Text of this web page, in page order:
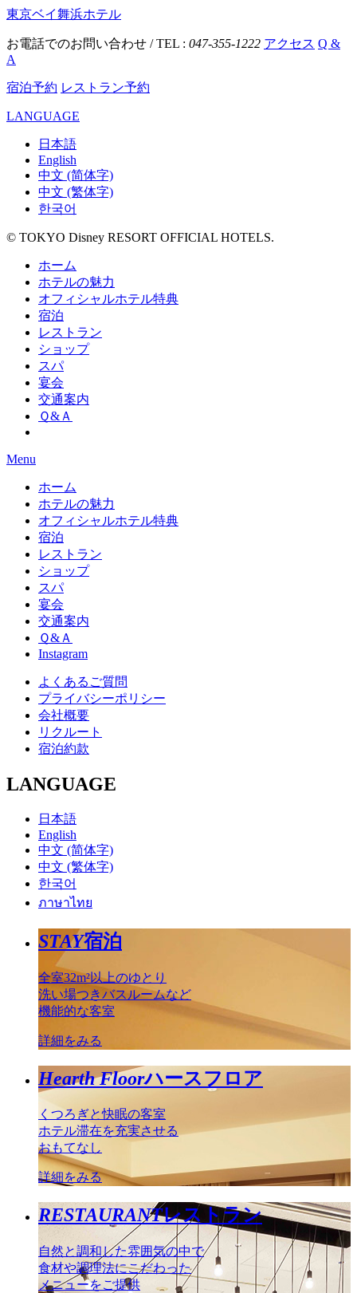
東京ベイ舞浜ホテル
お電話でのお問い合わせ / TEL : 047-355-1222 アクセス Q &
A
宿泊予約 レストラン予約
LANGUAGE
日本語
English
中文 (简体字)
中文 (繁体字)
한국어
© TOKYO Disney RESORT OFFICIAL HOTELS.
ホーム
ホテルの魅力
オフィシャルホテル特典
宿泊
レストラン
ショップ
スパ
宴会
交通案内
Ｑ&Ａ
Menu
ホーム
ホテルの魅力
オフィシャルホテル特典
宿泊
レストラン
ショップ
スパ
宴会
交通案内
Ｑ&Ａ
Instagram
よくあるご質問
プライバシーポリシー
会社概要
リクルート
宿泊約款
LANGUAGE
日本語
English
中文 (简体字)
中文 (繁体字)
한국어
ภาษาไทย
STAY宿泊
全室32m²以上のゆとり
洗い場つきバスルームなど
機能的な客室
詳細をみる
Hearth Floorハースフロア
くつろぎと快眠の客室
ホテル滞在を充実させる
おもてなし
詳細をみる
RESTAURANTレストラン
自然と調和した雰囲気の中で
食材や調理法にこだわった
メニューをご提供